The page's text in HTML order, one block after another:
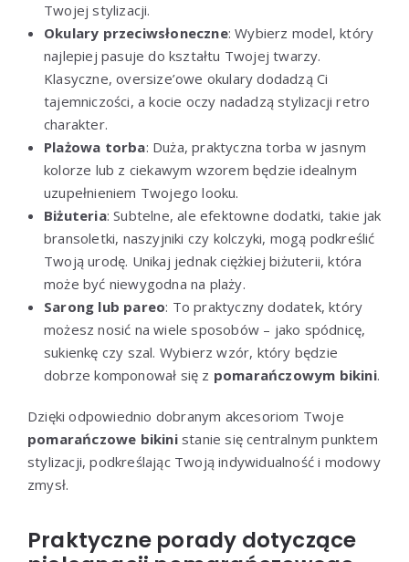
Twojej stylizacji.
Okulary przeciwsłoneczne: Wybierz model, który
najlepiej pasuje do kształtu Twojej twarzy.
Klasyczne, oversize’owe okulary dodadzą Ci
tajemniczości, a kocie oczy nadadzą stylizacji retro
charakter.
Plażowa torba: Duża, praktyczna torba w jasnym
kolorze lub z ciekawym wzorem będzie idealnym
uzupełnieniem Twojego looku.
Biżuteria: Subtelne, ale efektowne dodatki, takie jak
bransoletki, naszyjniki czy kolczyki, mogą podkreślić
Twoją urodę. Unikaj jednak ciężkiej biżuterii, która
może być niewygodna na plaży.
Sarong lub pareo: To praktyczny dodatek, który
możesz nosić na wiele sposobów – jako spódnicę,
sukienkę czy szal. Wybierz wzór, który będzie
dobrze komponował się z pomarańczowym bikini.
Dzięki odpowiednio dobranym akcesoriom Twoje
pomarańczowe bikinistanie się centralnym punktem
stylizacji, podkreślając Twoją indywidualność i modowy
zmysł.
Praktyczne porady dotyczące